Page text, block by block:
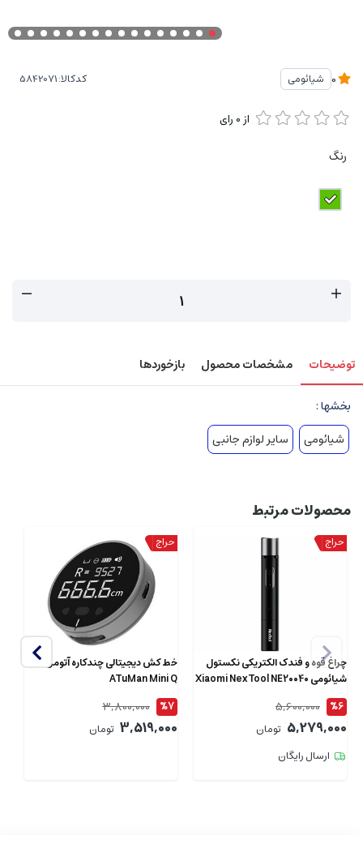
شیائومی کدکالا:
از0 رای
رنگ
توضیحات مشخصات محصول بازخوردها
بخشها :
شیائومی
سایر لوازم جانبی
محصولات مرتبط
چراغ قوه و فندک الکتریکی نکستول
شیائومی Xiaomi NexTool NE20040
%6
5,600,000
5,279,000 تومان
ارسال رایگان
خط کش دیجیتالی چندکاره آتومن
ATuMan Mini Q
%7
3,800,000
3,519,000 تومان